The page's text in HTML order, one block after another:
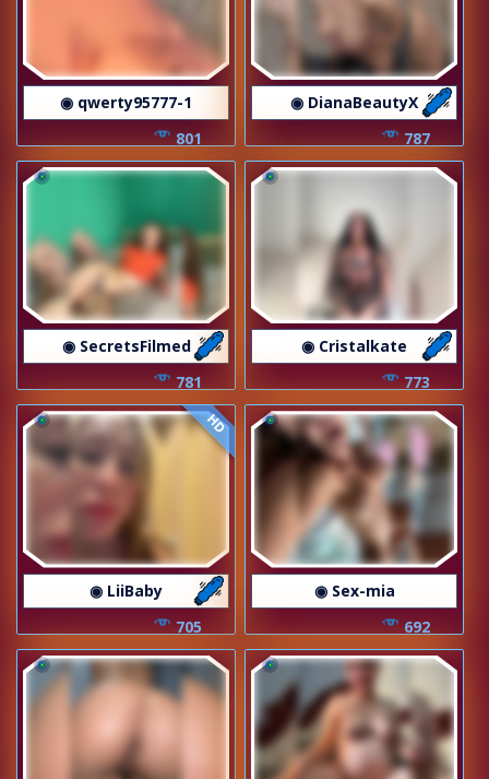
◉ qwerty95777-1
801
◉ DianaBeautyX
787
◉ SecretsFilmed
781
◉ Cristalkate
773
HD
◉ LiiBaby
705
◉ Sex-mia
692